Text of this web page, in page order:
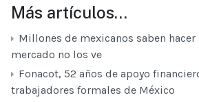
Más artículos…
Millones de mexicanos saben
mercado no los ve
Fonacot, 52 años de apoyo
trabajadores formales de México